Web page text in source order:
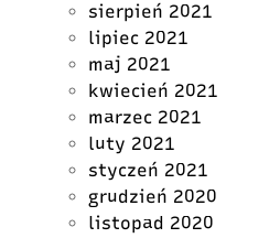
sierpień 2021
lipiec 2021
maj 2021
kwiecień 2021
marzec 2021
luty 2021
styczeń 2021
grudzień 2020
listopad 2020